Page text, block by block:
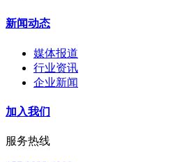
新闻动态
媒体报道
行业资讯
企业新闻
加入我们
服务热线